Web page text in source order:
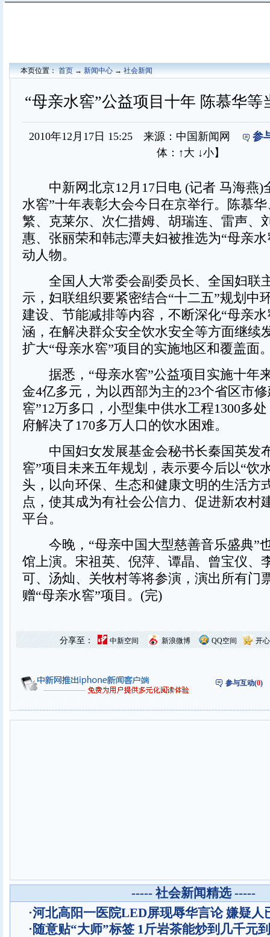
本页位置：首页→新闻中心→社会新闻
“母亲水窖”公益项目十年 陈慕华等
2010年12月17日 15:25 来源：中国新闻网
参
体： ↑大 ↓小】
中新网北京12月17日电 (记者 马海燕)
水窖”十年表彰大会今日在京举行。陈慕
繁、克莱尔、次仁措姆、胡瑞连、雷声、
惠、张丽荣和韩志潭夫妇被推选为“母亲
动人物。
全国人大常委会副委员长、全国妇联
示，妇联组织要紧密结合“十二五”规划中
建设、节能减排等内容，不断深化“母亲
涵，在解决群众安全饮水安全等方面继续
扩大“母亲水窖”项目的实施地区和覆盖面
据悉，“母亲水窖”公益项目实施十年
金4亿多元，为以西部为主的23个省区市
窖”12万多口，小型集中供水工程1300多
府解决了170多万人口的饮水困难。
中国妇女发展基金会秘书长秦国英发
窖”项目未来五年规划，表示要今后以“饮
头，以向环保、生态和健康文明的生活方
点，使其成为有社会公信力、促进新农村
平台。
今晚，“母亲中国大型慈善音乐盛典”
馆上演。宋祖英、倪萍、谭晶、曾宝仪、
可、汤灿、关牧村等将参演，演出所有门
赠“母亲水窖”项目。(完)
开
QQ空间
新浪微博
中新空间
分享至：
参与互动(0)
----- 社会新闻精选 -----
·河北高阳一医院LED屏现辱华言论 嫌疑人
·随意贴“大师”标签 1斤岩茶能炒到几千元